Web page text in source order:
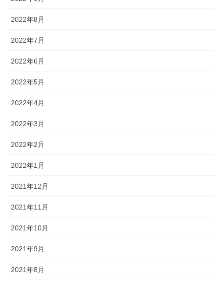
2022年8月
2022年7月
2022年6月
2022年5月
2022年4月
2022年3月
2022年2月
2022年1月
2021年12月
2021年11月
2021年10月
2021年9月
2021年8月